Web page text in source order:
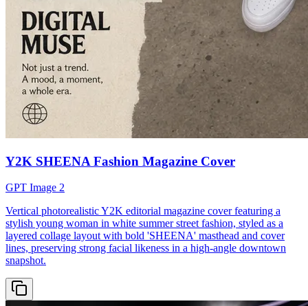
Y2K SHEENA Fashion Magazine Cover
GPT Image 2
Vertical photorealistic Y2K editorial magazine cover featuring a
stylish young woman in white summer street fashion, styled as a
layered collage layout with bold 'SHEENA' masthead and cover
lines, preserving strong facial likeness in a high-angle downtown
snapshot.